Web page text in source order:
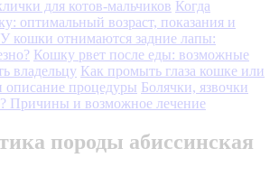
для котов-мальчиков Когда
оптимальный возраст, показания и
У кошки отнимаются задние лапы:
Кошку рвет после еды: возможные
владельцу Как промыть глаза кошке или
описание процедуры Болячки, язвочки
Причины и возможное лечение
породы абиссинская